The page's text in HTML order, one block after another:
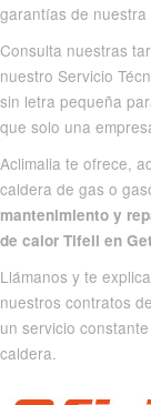
garantías de nuestra
Consulta nuestras
nuestro Servicio
sin letra pequeña
que solo una
Aclimalia te ofrece,
caldera de gas o
mantenimiento y
de calor Tifell en
Llámanos y te
nuestros contratos
un servicio
caldera.